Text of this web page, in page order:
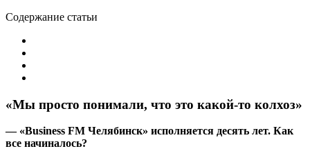
Содержание статьи
«Мы просто понимали, что это какой-то колхоз»
— «Business FM Челябинск» исполняется десять лет. Как
все начиналось?